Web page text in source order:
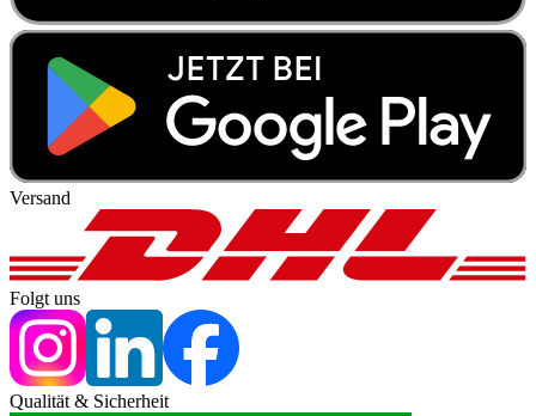
Versand
Folgt uns
Qualität & Sicherheit